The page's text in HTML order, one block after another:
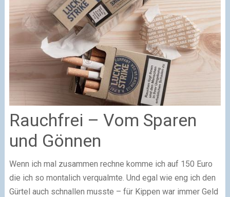
Rauchfrei – Vom Sparen
und Gönnen
Wenn ich mal zusammen rechne komme ich auf 150 Euro
die ich so montalich verqualmte. Und egal wie eng ich den
Gürtel auch schnallen musste – für Kippen war immer Geld